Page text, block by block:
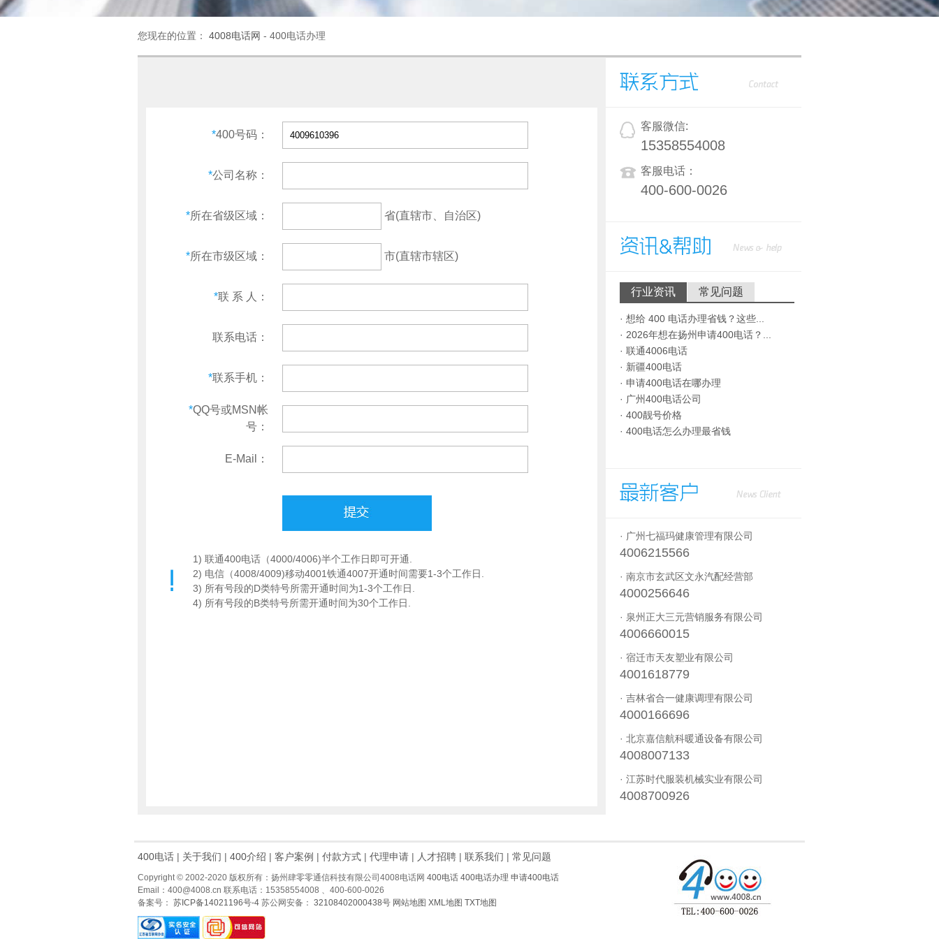
您现在的位置： 4008电话网 - 400电话办理
*400号码：
*公司名称：
*所在省级区域： 省(直辖市、自治区)
*所在市级区域： 市(直辖市辖区)
*联 系 人：
联系电话：
*联系手机：
*QQ号或MSN帐
号：
E-Mail：
1) 联通400电话（4000/4006)半个工作日即可开通.
2) 电信（4008/4009)移动4001铁通4007开通时间需要1-3个工作日.
3) 所有号段的D类特号所需开通时间为1-3个工作日.
4) 所有号段的B类特号所需开通时间为30个工作日.
客服微信:
15358554008
客服电话：
400-600-0026
行业资讯 常见问题
· 想给 400 电话办理省钱？这些...
· 2026年想在扬州申请400电话？...
· 联通4006电话
· 新疆400电话
· 申请400电话在哪办理
· 广州400电话公司
· 400靓号价格
· 400电话怎么办理最省钱
· 广州七福玛健康管理有限公司
4006215566
· 南京市玄武区文永汽配经营部
4000256646
· 泉州正大三元营销服务有限公司
4006660015
· 宿迁市天友塑业有限公司
4001618779
· 吉林省合一健康调理有限公司
4000166696
· 北京嘉信航科暖通设备有限公司
4008007133
· 江苏时代服装机械实业有限公司
4008700926
400电话 | 关于我们 | 400介绍 | 客户案例 | 付款方式 | 代理申请 | 人才招聘 | 联系我们 | 常见问题
Copyright © 2002-2020 版权所有：扬州肆零零通信科技有限公司4008电话网 400电话 400电话办理 申请400电话
Email：400@4008.cn 联系电话：15358554008 、400-600-0026
备案号： 苏ICP备14021196号-4 苏公网安备： 32108402000438号 网站地图 XML地图 TXT地图